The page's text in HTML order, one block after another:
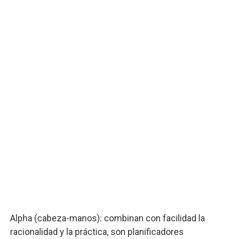
Alpha (cabeza-manos): combinan con facilidad la
racionalidad y la práctica, son planificadores